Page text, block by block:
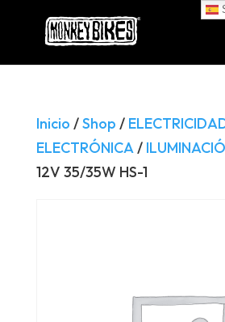
Búsqueda
productos
Inicio /Shop /
ELECTRÓNICA/
12V 35/35W HS-1